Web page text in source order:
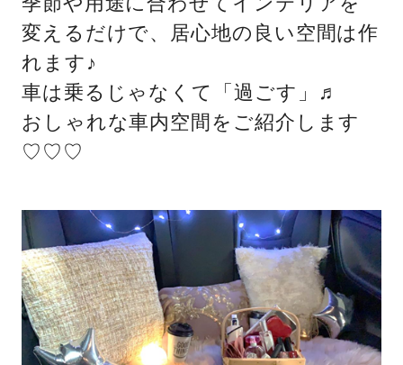
変えるだけで、居心地の良い空間は作
れます♪
車は乗るじゃなくて「過ごす」♬
おしゃれな車内空間をご紹介します
♡♡♡